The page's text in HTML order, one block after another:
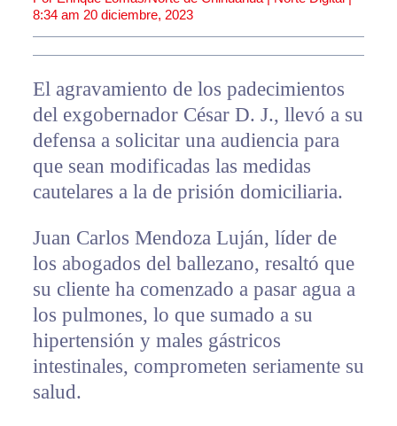
8:34 am 20 diciembre, 2023
El agravamiento de los padecimientos
del exgobernador César D. J., llevó a su
defensa a solicitar una audiencia para
que sean modificadas las medidas
cautelares a la de prisión domiciliaria.
Juan Carlos Mendoza Luján, líder de
los abogados del ballezano, resaltó que
su cliente ha comenzado a pasar agua a
los pulmones, lo que sumado a su
hipertensión y males gástricos
intestinales, comprometen seriamente su
salud.